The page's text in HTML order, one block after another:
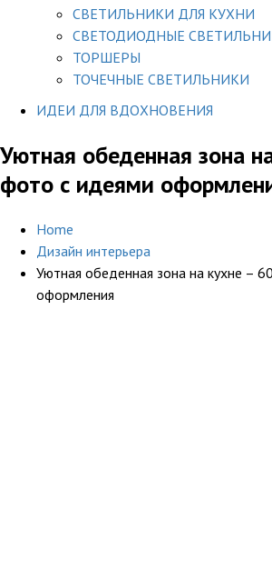
СВЕТИЛЬНИКИ ДЛЯ КУХНИ
СВЕТОДИОДНЫЕ
ТОРШЕРЫ
ТОЧЕЧНЫЕ СВЕТИЛЬНИКИ
ИДЕИ ДЛЯ ВДОХНОВЕНИЯ
Уютная обеденная зона
фото с идеями
Home
Дизайн интерьера
Уютная обеденная зона на кухне –
оформления